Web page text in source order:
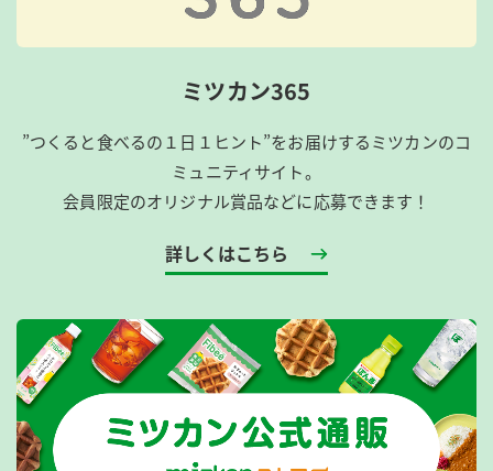
ミツカン365
”つくると食べるの１日１ヒント”をお届けするミツカンのコ
ミュニティサイト。
会員限定のオリジナル賞品などに応募できます！
詳しくはこちら